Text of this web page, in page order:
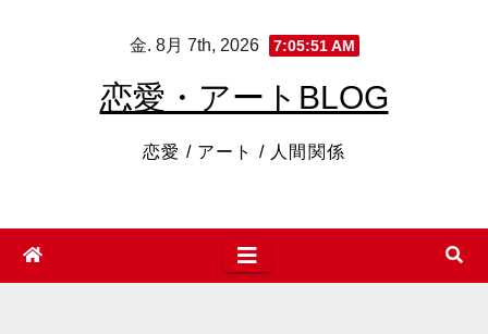
金. 8月 7th, 2026 7:05:52 AM
恋愛・アートBLOG
恋愛 / アート / 人間関係